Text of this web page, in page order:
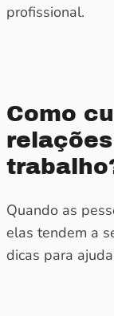
profissional.
Como
Quando as
elas tendem a
dicas para